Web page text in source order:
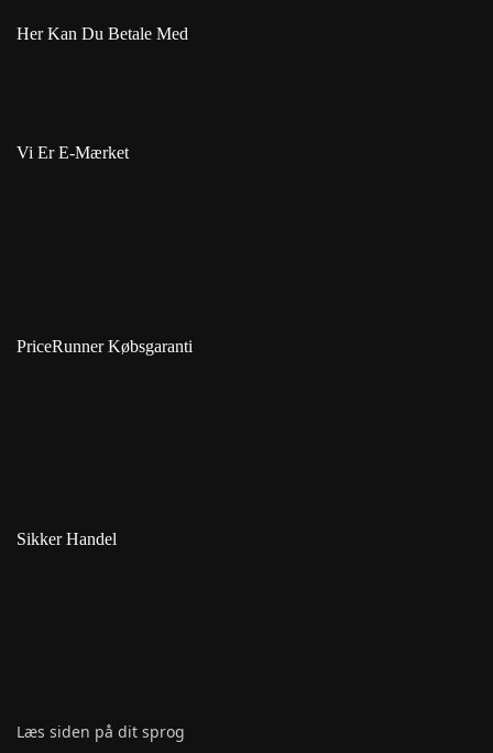
Her Kan Du Betale Med
Vi Er E-Mærket
PriceRunner Købsgaranti
Sikker Handel
Læs siden på dit sprog